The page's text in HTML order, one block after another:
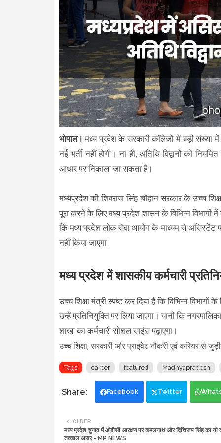
भोपाल। मध्य प्रदेश के सरकारी कॉलेजों में बड़ी संख्या
नई भर्ती नहीं होगी। ना ही, अतिथि विद्वानों को
आधार पर निकाला जा सकता है।
मध्यप्रदेश की शिवराज सिंह चौहान सरकार के उच्च
पूरा करने के लिए मध्य प्रदेश शासन के विभिन्न विभागों में
कि मध्य प्रदेश लोक सेवा आयोग के माध्यम से असिस्टेंट
नहीं किया जाएगा।
मध्य प्रदेश में शासकीय कर्मचारी
उच्च शिक्षा मंत्री स्पष्ट कर दिया है कि विभिन्न
उन्हें प्रतिनियुक्ति पर लिया जाएगा। यानी कि
शाखा का कर्मचारी सोशल साइंस पढ़ाएगा।
उच्च शिक्षा, सरकारी और प्राइवेट नौकरी एवं करियर से
Tags career featured Madhyapradesh
Facebook Twitter
OLDER
मध्य प्रदेश चुनाव में ओबीसी आरक्षण पर कमलनाथ और दिग्विजय सिंह का
तत्काल असर - MP NEWS